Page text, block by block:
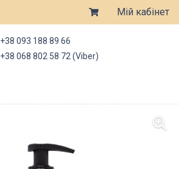
Мій кабінет
+38 093 188 89 66
+38 068 802 58 72 (Viber)